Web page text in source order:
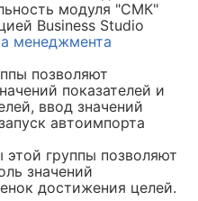
модуля "СМК"
Business Studio
менеджмента
позволяют
показателей и
ввод значений
автоимпорта
этой группы позволяют
значений
достижения целей.